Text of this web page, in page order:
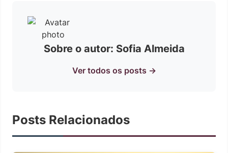
Sobre o autor: Sofia Almeida
Ver todos os posts →
Posts Relacionados